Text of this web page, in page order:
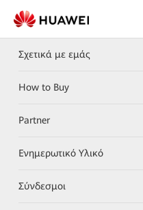
Σχετικά με εμάς
How to Buy
Partner
Ενημερωτικό Υλικό
Σύνδεσμοι